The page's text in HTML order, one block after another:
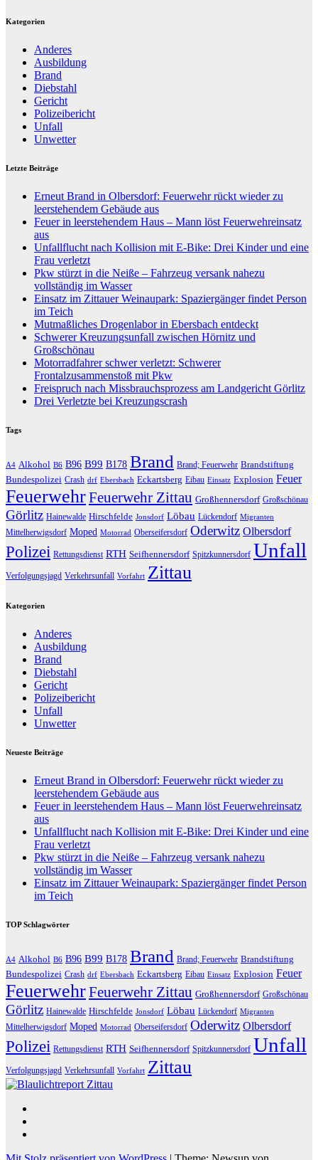
Kategorien
Anderes
Ausbildung
Brand
Diebstahl
Gericht
Polizeibericht
Unfall
Unwetter
Letzte Beiträge
Erneut Brand in Olbersdorf: Feuerwehr rückt wieder zu
leerstehendem Gebäude aus
Feuer in leerstehendem Haus – Mann löst Feuerwehreinsatz
aus
Unfallflucht nach Kollision mit E-Bike: Drei Kinder und eine
Frau verletzt
Pkw stürzt in die Neiße – Fahrzeug versank nahezu
vollständig im Wasser
Einsatz im Zittauer Weinaupark: Spaziergänger findet Person
im Teich
Mutmaßliches Drogenlabor in Ebersbach entdeckt
Schwerer Kreuzungsunfall zwischen Hörnitz und
Großschönau
Motorradfahrer schwer verletzt: Schwerer
Frontalzusammenstoß mit Pkw
Freispruch nach Missbrauchsprozess am Landgericht Görlitz
Drei Verletzte bei Kreuzungscrash
Tags
A4 Alkohol B6 B96 B99 B178 Brand Brand; Feuerwehr Brandstiftung
Bundespolizei Crash drf Ebersbach Eckartsberg Eibau Einsatz Explosion Feuer
FeuerwehrFeuerwehr Zittau Großhennersdorf Großschönau
Görlitz Hainewalde Hirschfelde Jonsdorf Löbau Lückendorf Migranten
Mittelherwigsdorf Moped Motorrad Oberseifersdorf Oderwitz Olbersdorf
Polizei Rettungsdienst RTH Seifhennersdorf Spitzkunnersdorf Unfall
Verfolgungsjagd Verkehrsunfall Vorfahrt Zittau
Kategorien
Anderes
Ausbildung
Brand
Diebstahl
Gericht
Polizeibericht
Unfall
Unwetter
Neueste Beiträge
Erneut Brand in Olbersdorf: Feuerwehr rückt wieder zu
leerstehendem Gebäude aus
Feuer in leerstehendem Haus – Mann löst Feuerwehreinsatz
aus
Unfallflucht nach Kollision mit E-Bike: Drei Kinder und eine
Frau verletzt
Pkw stürzt in die Neiße – Fahrzeug versank nahezu
vollständig im Wasser
Einsatz im Zittauer Weinaupark: Spaziergänger findet Person
im Teich
TOP Schlagwörter
A4 Alkohol B6 B96 B99 B178 Brand Brand; Feuerwehr Brandstiftung
Bundespolizei Crash drf Ebersbach Eckartsberg Eibau Einsatz Explosion Feuer
FeuerwehrFeuerwehr Zittau Großhennersdorf Großschönau
Görlitz Hainewalde Hirschfelde Jonsdorf Löbau Lückendorf Migranten
Mittelherwigsdorf Moped Motorrad Oberseifersdorf Oderwitz Olbersdorf
Polizei Rettungsdienst RTH Seifhennersdorf Spitzkunnersdorf Unfall
Verfolgungsjagd Verkehrsunfall Vorfahrt Zittau